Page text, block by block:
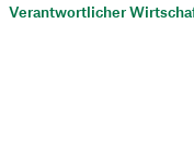
Verantwortlicher